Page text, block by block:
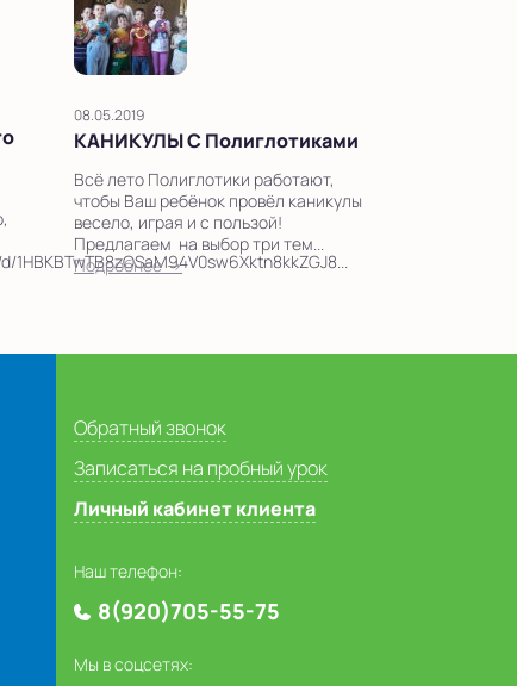
08.05.2019
КАНИКУЛЫ С Полиглотиками
Всё лето Полиглотики работают,
чтобы Ваш ребёнок провёл каникулы
весело, играя и с пользой!
Предлагаем на выбор три тем...
Подробнее →
Обратный звонок
Записаться на пробный урок
Личный кабинет клиента
Наш телефон:
8(920)705-55-75
Мы в соцсетях: